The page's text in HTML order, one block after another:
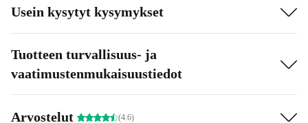
Usein kysytyt kysymykset
Tuotteen turvallisuus- ja
vaatimustenmukaisuustiedot
Arvostelut (4.6)